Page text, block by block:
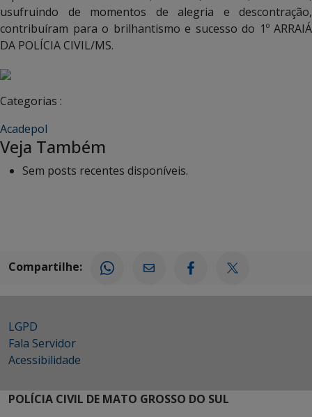
usufruindo de momentos de alegria e descontração,
contribuíram para o brilhantismo e sucesso do 1º ARRAIÁ
DA POLÍCIA CIVIL/MS.
Categorias :
Acadepol
Veja Também
Sem posts recentes disponíveis.
Compartilhe:
LGPD
Fala Servidor
Acessibilidade
POLÍCIA CIVIL DE MATO GROSSO DO SUL